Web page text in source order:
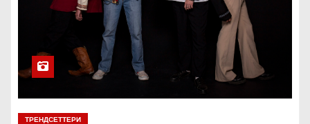
ТРЕНДСЕТТЕРИ